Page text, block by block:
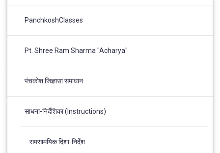
PanchkoshClasses
Pt. Shree Ram Sharma "Acharya"
पंचकोश जिज्ञासा समाधान
साधना-निर्देशिका (Instructions)
समसामयिक दिशा-निर्देश